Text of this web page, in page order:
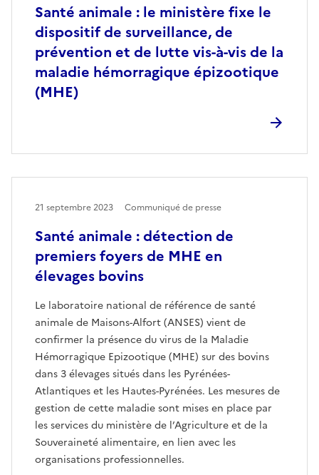
Santé animale : le ministère fixe le
dispositif de surveillance, de
prévention et de lutte vis-à-vis de la
maladie hémorragique épizootique
(MHE)
Santé animale : détection de
premiers foyers de MHE en
élevages bovins
Le laboratoire national de référence de santé
animale de Maisons-Alfort (ANSES) vient de
confirmer la présence du virus de la Maladie
Hémorragique Epizootique (MHE) sur des bovins
dans 3 élevages situés dans les Pyrénées-
Atlantiques et les Hautes-Pyrénées. Les mesures de
gestion de cette maladie sont mises en place par
les services du ministère de l’Agriculture et de la
Souveraineté alimentaire, en lien avec les
organisations professionnelles.
21 septembre 2023 Communiqué de presse